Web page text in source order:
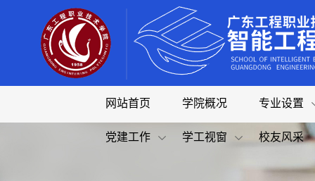
网站首页 学院概况 专业设置
党建工作 学工视窗 校友风采